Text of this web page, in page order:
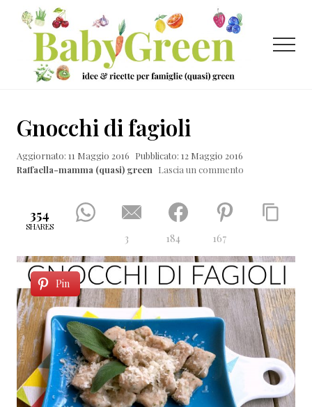
Menu
Passa
contenuto
principale
Passa
laterale
primaria
Passa
ricette
per
(quasi)
green
Menu
Gnocchi di fagioli
Aggiornato: 11 Maggio 2016 Pubblicato: 12 Maggio 2016
Raffaella-mamma (quasi) green Lascia un commento
354
SHARES
3 184 167
Pin